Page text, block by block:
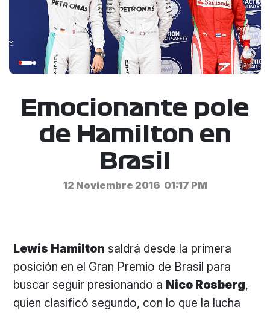
Emocionante pole
de Hamilton en
Brasil
12 Noviembre 2016 01:17 PM
Lewis Hamilton saldrá desde la primera
posición en el Gran Premio de Brasil para
buscar seguir presionando a Nico Rosberg,
quien clasificó segundo, con lo que la lucha